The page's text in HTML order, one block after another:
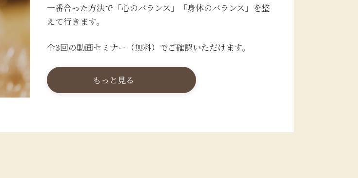
一番合った方法で「心のバランス」「身体のバランス」を整
えて行きます。
全3回の動画セミナー（無料）でご確認いただけます。
もっと見る